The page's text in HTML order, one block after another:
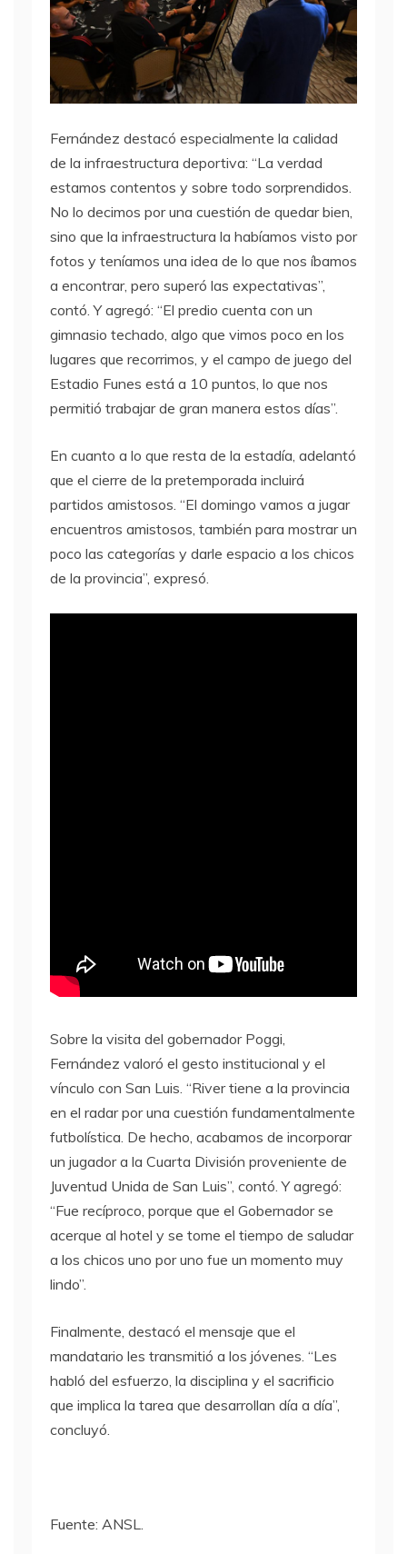
Fernández destacó especialmente la calidad
de la infraestructura deportiva: “La verdad
estamos contentos y sobre todo sorprendidos.
No lo decimos por una cuestión de quedar bien,
sino que la infraestructura la habíamos visto por
fotos y teníamos una idea de lo que nos íbamos
a encontrar, pero superó las expectativas”,
contó. Y agregó: “El predio cuenta con un
gimnasio techado, algo que vimos poco en los
lugares que recorrimos, y el campo de juego del
Estadio Funes está a 10 puntos, lo que nos
permitió trabajar de gran manera estos días”.
En cuanto a lo que resta de la estadía, adelantó
que el cierre de la pretemporada incluirá
partidos amistosos. “El domingo vamos a jugar
encuentros amistosos, también para mostrar un
poco las categorías y darle espacio a los chicos
de la provincia”, expresó.
Sobre la visita del gobernador Poggi,
Fernández valoró el gesto institucional y el
vínculo con San Luis. “River tiene a la provincia
en el radar por una cuestión fundamentalmente
futbolística. De hecho, acabamos de incorporar
un jugador a la Cuarta División proveniente de
Juventud Unida de San Luis”, contó. Y agregó:
“Fue recíproco, porque que el Gobernador se
acerque al hotel y se tome el tiempo de saludar
a los chicos uno por uno fue un momento muy
lindo”.
Finalmente, destacó el mensaje que el
mandatario les transmitió a los jóvenes. “Les
habló del esfuerzo, la disciplina y el sacrificio
que implica la tarea que desarrollan día a día”,
concluyó.
Fuente: ANSL.